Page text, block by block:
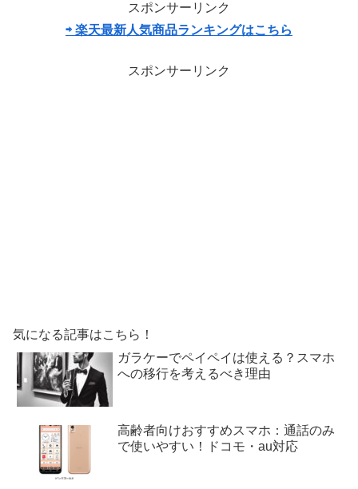
スポンサーリンク
⇨ 楽天最新人気商品ランキングはこちら
スポンサーリンク
気になる記事はこちら！
ガラケーでペイペイは使える？スマホ
への移行を考えるべき理由
高齢者向けおすすめスマホ：通話のみ
で使いやすい！ドコモ・au対応